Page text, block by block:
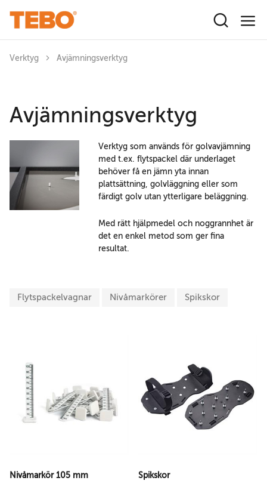
Verktyg Avjämningsverktyg
Avjämningsverktyg
Verktyg som används för golvavjämning
med t.ex. flytspackel där underlaget
behöver få en jämn yta innan
plattsättning, golvläggning eller som
färdigt golv utan ytterligare beläggning.
Med rätt hjälpmedel och noggrannhet är
det en enkel metod som ger fina
resultat.
Flytspackelvagnar Nivåmarkörer Spikskor
Nivåmarkör 105 mm Spikskor